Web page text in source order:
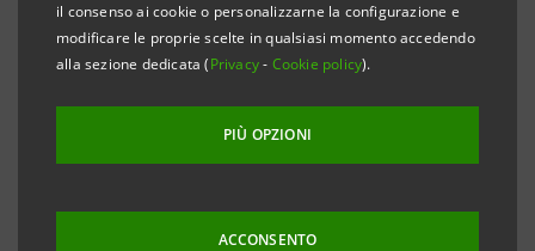
il consenso ai cookie o personalizzarne la configurazione e
modificare le proprie scelte in qualsiasi momento accedendo
alla sezione dedicata (Privacy- Cookie policy).
PIÙ OPZIONI
ACCONSENTO